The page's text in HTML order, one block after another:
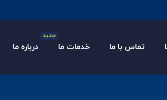
تماس با ما خدمات ما
جدید
درباره ما